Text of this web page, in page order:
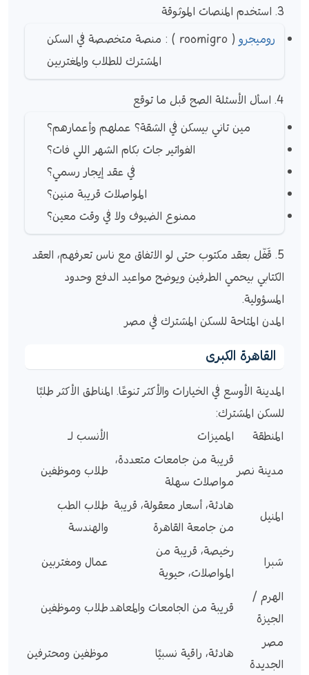
3. استخدم المنصات الموثوقة
روميجرو
( roomigro ) : منصة متخصصة في السكن
المشترك للطلاب والمغتربين
4. اسأل الأسئلة الصح قبل ما توقع
مين تاني بيسكن في الشقة؟ عملهم وأعمارهم؟
الفواتير جات بكام الشهر اللي فات؟
في عقد إيجار رسمي؟
المواصلات قريبة منين؟
ممنوع الضيوف ولا في وقت معين؟
5. قَفّل بعقد مكتوب حتى لو الاتفاق مع ناس تعرفهم، العقد
الكتابي بيحمي الطرفين ويوضح مواعيد الدفع وحدود
المسؤولية.
المدن المتاحة للسكن المشترك في مصر
القاهرة الكبرى
المدينة الأوسع في الخيارات والأكثر تنوعًا. المناطق الأكثر طلبًا
للسكن المشترك:
المنطقة
المميزات
الأنسب لـ
مدينة نصر
قريبة من جامعات متعددة،
مواصلات سهلة
طلاب وموظفين
المنيل
هادئة، أسعار معقولة، قريبة
من جامعة القاهرة
طلاب الطب
والهندسة
شبرا
رخيصة، قريبة من
المواصلات، حيوية
عمال ومغتربين
الهرم /
الجيزة
قريبة من الجامعات والمعاهدطلاب وموظفين
مصر
الجديدة
هادئة، راقية نسبيًا موظفين ومحترفين